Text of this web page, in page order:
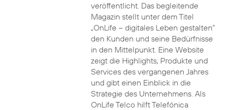
veröffentlicht. Das begleitende
Magazin stellt unter dem Titel
„OnLife – digitales Leben gestalten“
den Kunden und seine Bedürfnisse
in den Mittelpunkt. Eine Website
zeigt die Highlights, Produkte und
Services des vergangenen Jahres
und gibt einen Einblick in die
Strategie des Unternehmens. Als
OnLife Telco hilft Telefónica